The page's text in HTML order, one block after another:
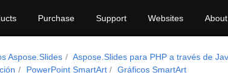
Purchase Support Websites About
Aspose.Slides
Aspose.Slides para PHP a través de
PowerPoint SmartArt Gráficos SmartArt